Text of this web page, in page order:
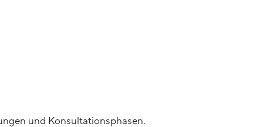
und Konsultationsphasen.